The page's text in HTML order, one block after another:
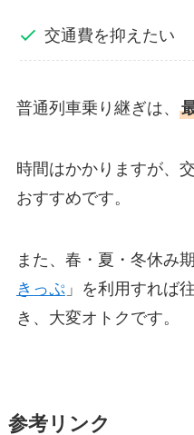
交通費を抑えたい
普通列車乗り継ぎは、
時間はかかりますが、
おすすめです。
また、春・夏・冬休み
きっぷ」を利用すれば
き、大変オトクです。
参考リンク